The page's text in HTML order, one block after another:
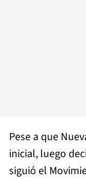
Pese a que
inicial, luego
siguió el